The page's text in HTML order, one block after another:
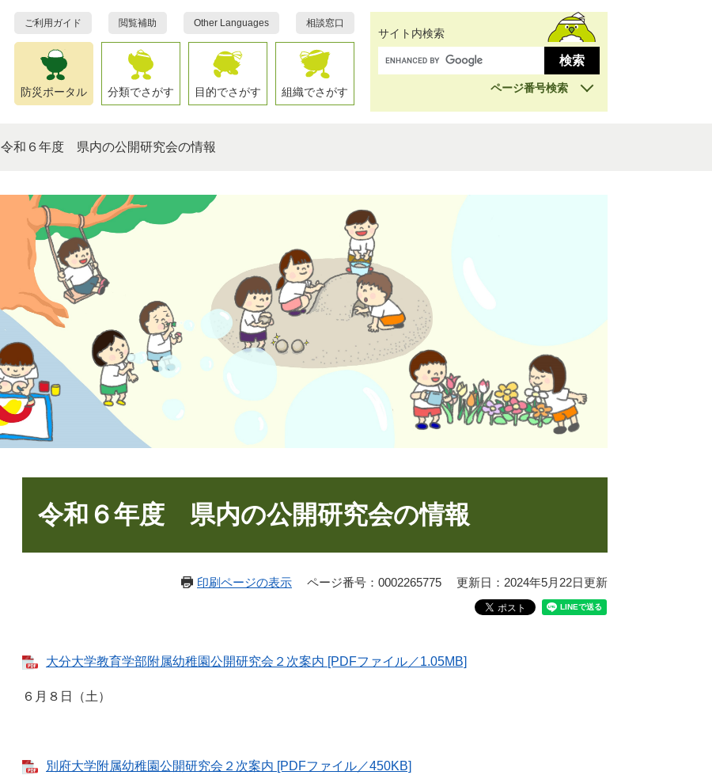
ご利用ガイド 閲覧補助 Other Languages 相談窓口
防災ポータル 分類でさがす 目的でさがす 組織でさがす
サイト内検索
ページ番号検索
令和６年度 県内の公開研究会の情報
令和６年度 県内の公開研究会の情報
印刷ページの表示 ページ番号：0002265775 更新日：2024年5月22日更新
大分大学教育学部附属幼稚園公開研究会２次案内 [PDFファイル／1.05MB]
６月８日（土）
別府大学附属幼稚園公開研究会２次案内 [PDFファイル／450KB]